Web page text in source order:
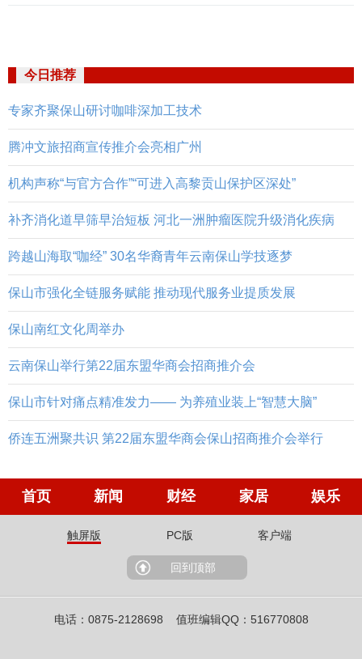
今日推荐
专家齐聚保山研讨咖啡深加工技术
腾冲文旅招商宣传推介会亮相广州
机构声称“与官方合作”“可进入高黎贡山保护区深处”
补齐消化道早筛早治短板 河北一洲肿瘤医院升级消化疾病
跨越山海取“咖经” 30名华裔青年云南保山学技逐梦
保山市强化全链服务赋能 推动现代服务业提质发展
保山南红文化周举办
云南保山举行第22届东盟华商会招商推介会
保山市针对痛点精准发力—— 为养殖业装上“智慧大脑”
侨连五洲聚共识 第22届东盟华商会保山招商推介会举行
首页 新闻 财经 家居 娱乐
触屏版 PC版 客户端
回到顶部
电话：0875-2128698 值班编辑QQ：516770808